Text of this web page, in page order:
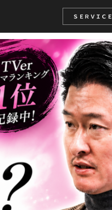
ＳＥＲＶＩＣＥ